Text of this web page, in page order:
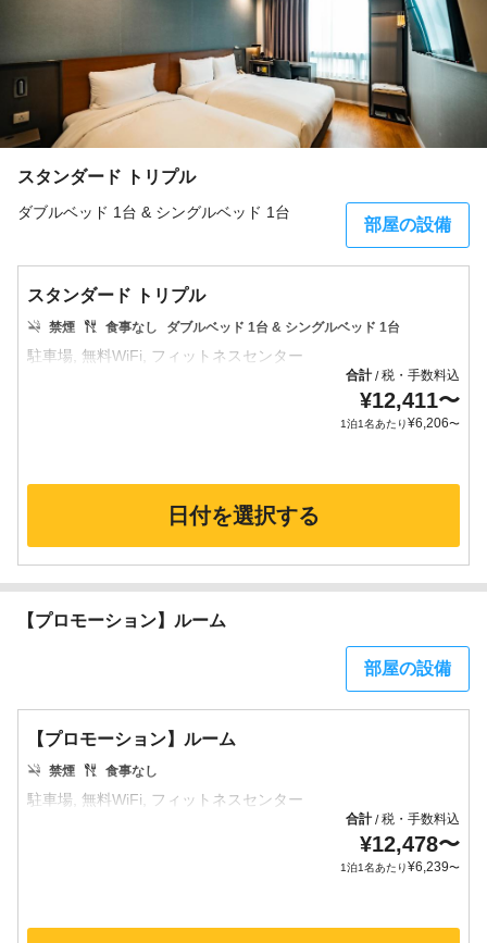
スタンダード トリプル
ダブルベッド 1台 & シングルベッド 1台
部屋の設備
スタンダード トリプル
禁煙 食事なし ダブルベッド 1台 & シングルベッド 1台
合計/税・手数料込
¥12,411〜
1泊1名あたり¥6,206〜
日付を選択する
【プロモーション】ルーム
部屋の設備
【プロモーション】ルーム
禁煙 食事なし
合計/税・手数料込
¥12,478〜
1泊1名あたり¥6,239〜